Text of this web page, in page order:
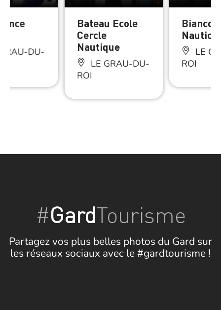
DU-
Bateau Ecole
Cercle
Nautique
LE GRAU-DU-
ROI
Bianco
Nautic
LE
ROI
#GardTourisme
Partagez vos plus belles photos du Gard sur
les réseaux sociaux avec le #gardtourisme !